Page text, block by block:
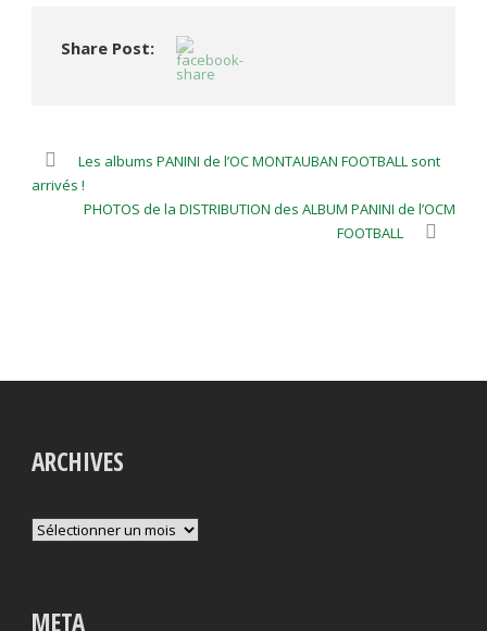
Share Post:
Les albums PANINI de l’OC MONTAUBAN FOOTBALL sont
arrivés !
PHOTOS de la DISTRIBUTION des ALBUM PANINI de l’OCM
FOOTBALL
ARCHIVES
Archives
META